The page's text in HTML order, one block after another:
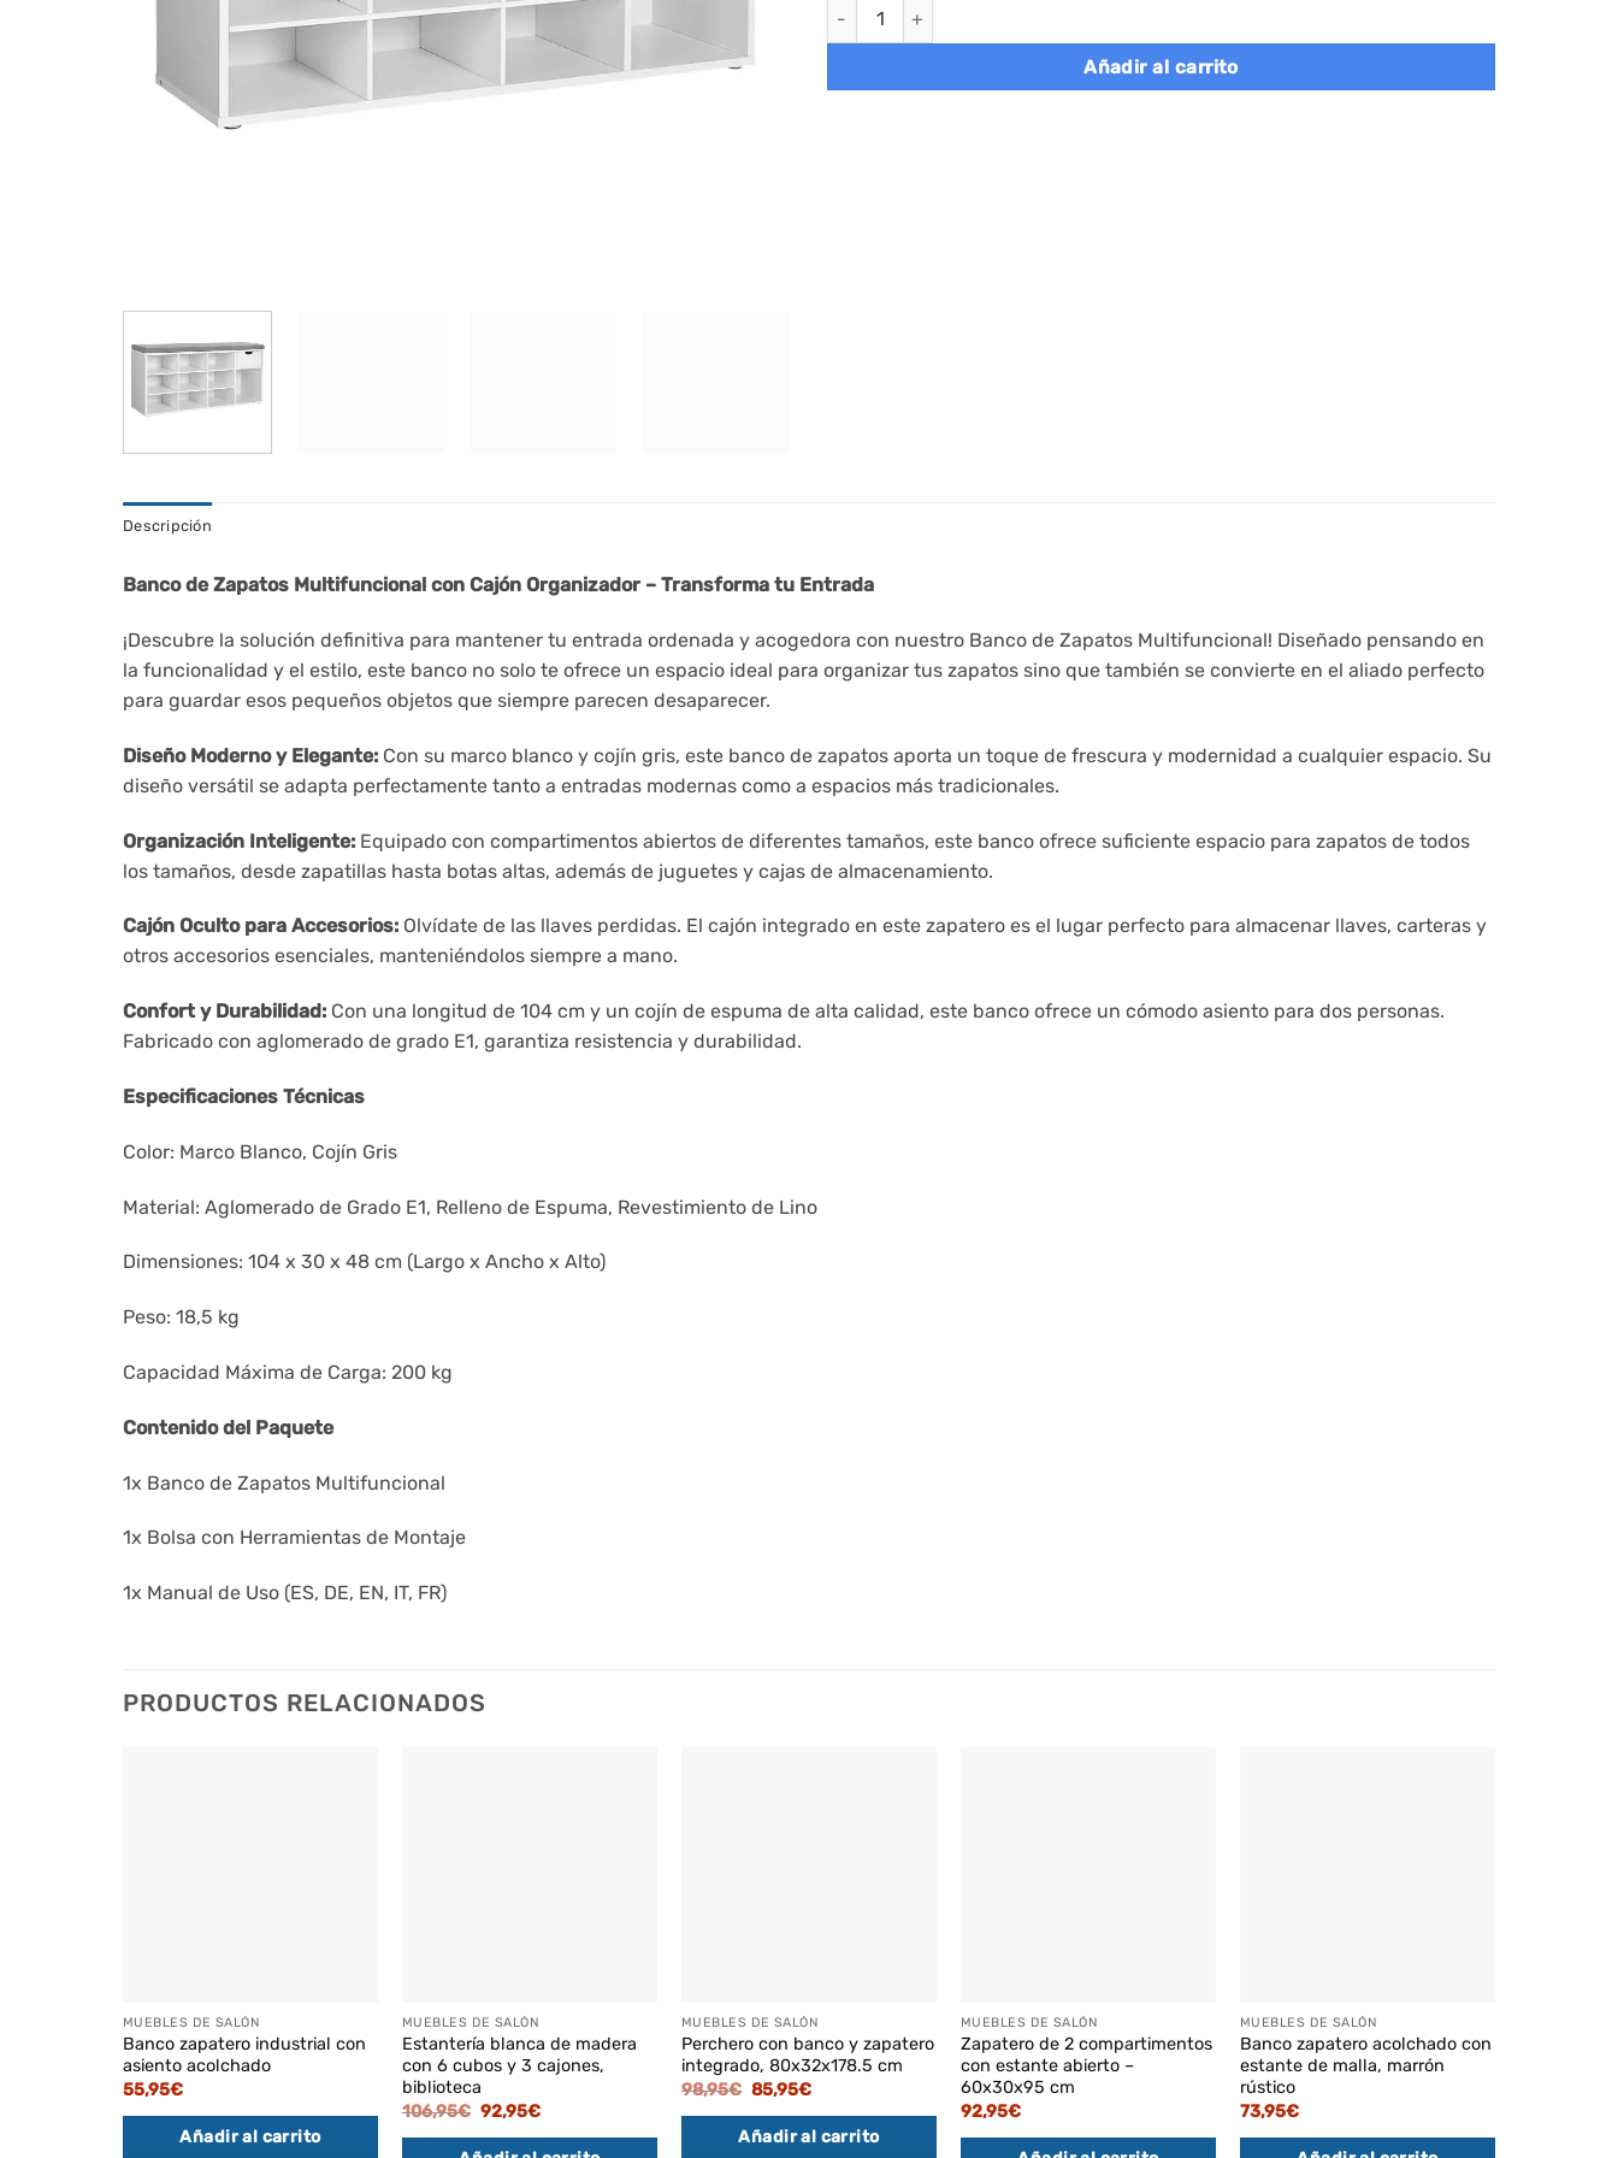
Banco para zapatos con asiento acolchado, blanco, 104x30x48 cm cantidad
Añadir al carrito
Descripción
Banco de Zapatos Multifuncional con Cajón Organizador – Transforma tu Entrada
¡Descubre la solución definitiva para mantener tu entrada ordenada y acogedora con nuestro Banco de Zapatos Multifuncional! Diseñado pensando en
la funcionalidad y el estilo, este banco no solo te ofrece un espacio ideal para organizar tus zapatos sino que también se convierte en el aliado perfecto
para guardar esos pequeños objetos que siempre parecen desaparecer.
Diseño Moderno y Elegante: Con su marco blanco y cojín gris, este banco de zapatos aporta un toque de frescura y modernidad a cualquier espacio. Su
diseño versátil se adapta perfectamente tanto a entradas modernas como a espacios más tradicionales.
Organización Inteligente: Equipado con compartimentos abiertos de diferentes tamaños, este banco ofrece suficiente espacio para zapatos de todos
los tamaños, desde zapatillas hasta botas altas, además de juguetes y cajas de almacenamiento.
Cajón Oculto para Accesorios: Olvídate de las llaves perdidas. El cajón integrado en este zapatero es el lugar perfecto para almacenar llaves, carteras y
otros accesorios esenciales, manteniéndolos siempre a mano.
Confort y Durabilidad: Con una longitud de 104 cm y un cojín de espuma de alta calidad, este banco ofrece un cómodo asiento para dos personas.
Fabricado con aglomerado de grado E1, garantiza resistencia y durabilidad.
Especificaciones Técnicas
Color: Marco Blanco, Cojín Gris
Material: Aglomerado de Grado E1, Relleno de Espuma, Revestimiento de Lino
Dimensiones: 104 x 30 x 48 cm (Largo x Ancho x Alto)
Peso: 18,5 kg
Capacidad Máxima de Carga: 200 kg
Contenido del Paquete
1x Banco de Zapatos Multifuncional
1x Bolsa con Herramientas de Montaje
1x Manual de Uso (ES, DE, EN, IT, FR)
PRODUCTOS RELACIONADOS
MUEBLES DE SALÓN
Banco zapatero industrial con
asiento acolchado
55,95€
Añadir al carrito
MUEBLES DE SALÓN
Estantería blanca de madera
con 6 cubos y 3 cajones,
biblioteca
106,95€ El
original
92,95€El
actual
MUEBLES DE SALÓN
Perchero con banco y zapatero
integrado, 80x32x178.5 cm
98,95€ El
original
era:
85,95€El
actual
es:
Añadir al carrito
MUEBLES DE SALÓN
Zapatero de 2 compartimentos
con estante abierto –
60x30x95 cm
92,95€
MUEBLES DE SALÓN
Banco zapatero acolchado con
estante de malla, marrón
rústico
73,95€